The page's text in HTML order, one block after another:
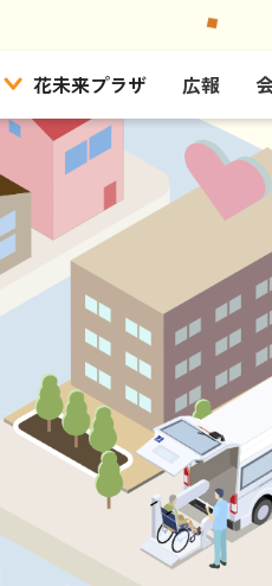
所介護サービス
ヘルパ
ー
・地域定着・児童相談
支援・就労定着支援
イサービスジェニー2
花未来プラザ
花未来ホール
広報